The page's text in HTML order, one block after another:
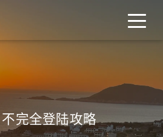
完全登陆攻略_